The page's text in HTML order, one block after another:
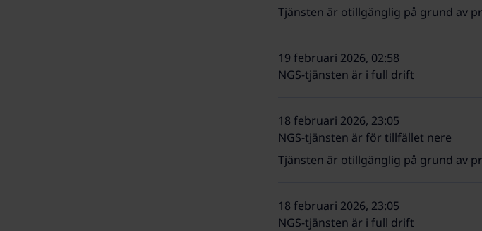
Tjänsten är otillgänglig på grund av
19 februari 2026, 02:58
NGS-tjänsten är i full drift
18 februari 2026, 23:05
NGS-tjänsten är för tillfället nere
Tjänsten är otillgänglig på grund av
18 februari 2026, 23:05
NGS-tjänsten är i full drift